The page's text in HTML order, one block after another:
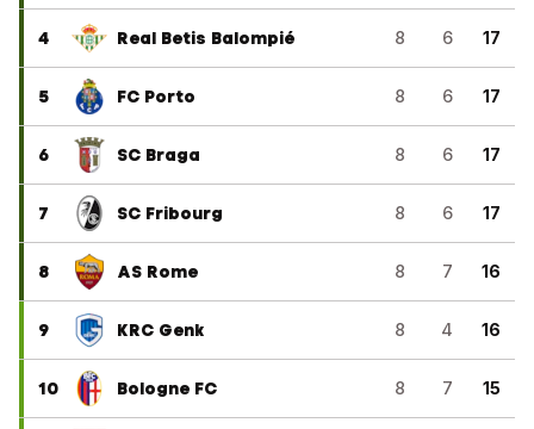
4 Real Betis Balompié 8 6 17
5 FC Porto 8 6 17
6 SC Braga 8 6 17
7 SC Fribourg 8 6 17
8 AS Rome 8 7 16
9 KRC Genk 8 4 16
10 Bologne FC 8 7 15